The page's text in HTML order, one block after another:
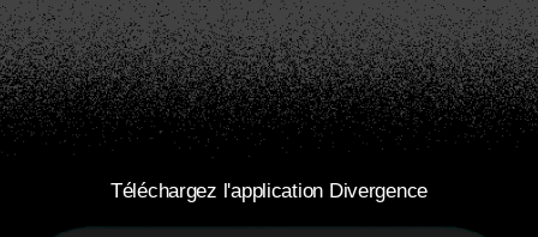
Téléchargez l'application Divergence